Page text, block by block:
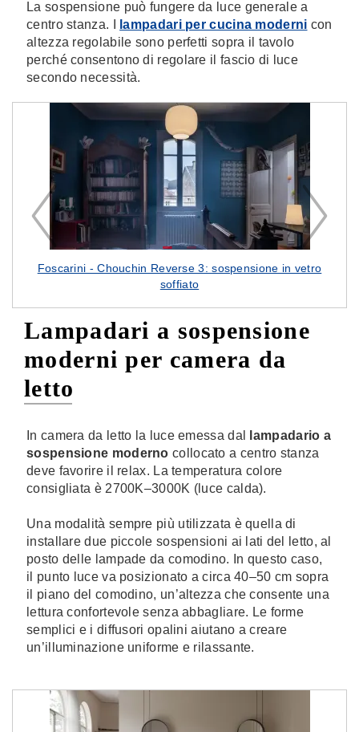
La sospensione può fungere da luce generale a
centro stanza. I
lampadari per cucina moderni con
altezza regolabile sono perfetti sopra il tavolo
perché consentono di regolare il fascio di luce
secondo necessità.
Foscarini - Chouchin Reverse 3: sospensione in vetro
soffiato
Lampadari a sospensione
moderni per camera da
letto
In camera da letto la luce emessa dal
lampadario a
sospensione moderno collocato a centro stanza
deve favorire il relax. La temperatura colore
consigliata è 2700K–3000K (luce calda).
Una modalità sempre più utilizzata è quella di
installare due piccole sospensioni ai lati del letto, al
posto delle lampade da comodino. In questo caso,
il punto luce va posizionato a circa 40–50 cm sopra
il piano del comodino, un’altezza che consente una
lettura confortevole senza abbagliare. Le forme
semplici e i diffusori opalini aiutano a creare
un’illuminazione uniforme e rilassante.